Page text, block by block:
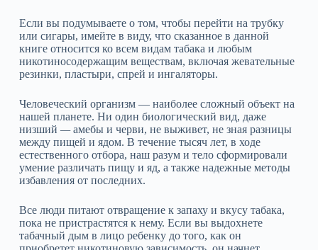
Если вы подумываете о том, чтобы перейти на трубку
или сигары, имейте в виду, что сказанное в данной
книге относится ко всем видам табака и любым
никотиносодержащим веществам, включая жевательные
резинки, пластыри, спрей и ингаляторы.
Человеческий организм — наиболее сложный объект на
нашей планете. Ни один биологический вид, даже
низший —амебы и черви, не выживет, не зная разницы
между пищей и ядом. В течение тысяч лет, в ходе
естественного отбора, наш разум и тело сформировали
умение различать пищу и яд, а также надежные методы
избавления от последних.
Все люди питают отвращение к запаху и вкусу табака,
пока не пристрастятся к нему. Если вы выдохнете
табачный дым в лицо ребенку до того, как он